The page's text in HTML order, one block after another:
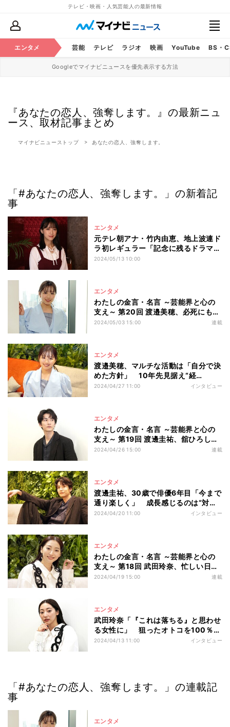
テレビ・映画・人気芸能人の最新情報
エンタメ 芸能 テレビ ラジオ 映画 YouTube BS・
Googleでマイナビニュースを優先表示する方法
『あなたの恋人、強奪します。』の最新ニュ
ース、取材記事まとめ
マイナビニューストップ あなたの恋人、強奪します。
「#あなたの恋人、強奪します。」の新着記
事
エンタメ
元テレ朝アナ・竹内由恵、地上波連ド
ラ初レギュラー「記念に残るドラマ
に」
2024/05/13 10:00
エンタメ
わたしの金言・名言 ～芸能界と心の
支え～ 第20回 渡邉美穂、必死にもが
いた日向坂46時代 母の教え胸に“自
2024/05/03 15:00 連載
エンタメ
渡邉美穂、マルチな活動は「自分で決
めた方針」 10年先見据え“経
験”と“吸収”に注力
2024/04/27 11:00 インタビュー
エンタメ
わたしの金言・名言 ～芸能界と心の
支え～ 第19回 渡邊圭祐、舘ひろしか
らの言葉が自信に「今でも思い出して
2024/04/26 15:00 連載
エンタメ
渡邊圭祐、30歳で俳優6年目「今まで
通り楽しく」 成長感じるのは“対応
力”
2024/04/20 11:00 インタビュー
エンタメ
わたしの金言・名言 ～芸能界と心の
支え～ 第18回 武田玲奈、忙しい日々
の中でも“自分のケア”大事に リフレ
2024/04/19 15:00 連載
エンタメ
武田玲奈「『これは落ちる』と思わせ
る女性に」 狙ったオトコを100％強
奪する探偵役に挑む
2024/04/13 11:00 インタビュー
「#あなたの恋人、強奪します。」の連載記
事
エンタメ